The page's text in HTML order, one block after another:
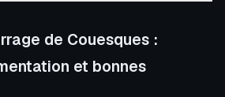
de Couesques :
et bonnes